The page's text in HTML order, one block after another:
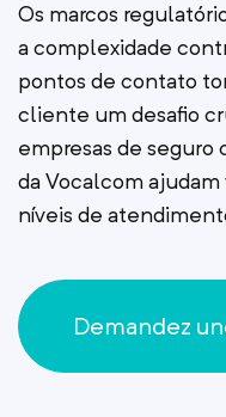
Os marcos
a complexidade
pontos de contato
cliente um desafio
empresas de
da Vocalcom
níveis de
Demandez